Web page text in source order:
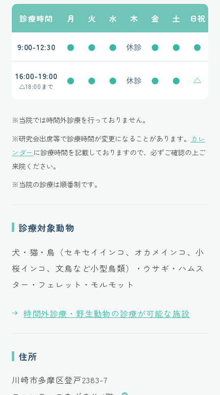
診療時間 月 火 水 木 金 土 日祝
9:00-12:30 ● ● ● 休診 ● ● ●
16:00-19:00
△18:00まで
● ● ● 休診 ● ● △
※当院では時間外診療を行っておりません。
※研究会出席等で診療時間が変更になることがあります。 カレ
ンダー に診療時間を記載しておりますので、必ずご確認の上ご
来院ください。
※当院の診療は順番制です。
診療対象動物
犬・猫・鳥（セキセイインコ、オカメインコ、小
桜インコ、文鳥など小型鳥類）・ウサギ・ハムス
ター・フェレット・モルモット
時間外診療・野生動物の診療が可能な施設
住所
川崎市多摩区登戸2383-7